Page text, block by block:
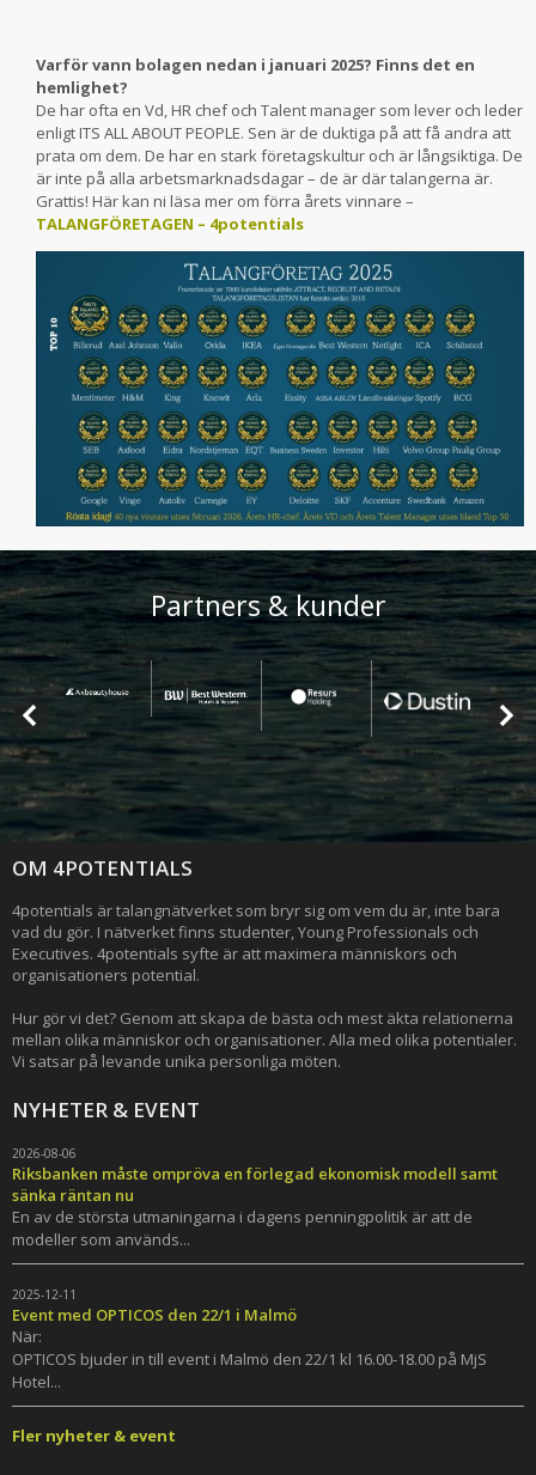
Varför vann bolagen nedan i januari 2025? Finns det en
hemlighet?
De har ofta en Vd, HR chef och Talent manager som lever och leder
enligt ITS ALL ABOUT PEOPLE. Sen är de duktiga på att få andra att
prata om dem. De har en stark företagskultur och är långsiktiga. De
är inte på alla arbetsmarknadsdagar – de är där talangerna är.
Grattis! Här kan ni läsa mer om förra årets vinnare –
TALANGFÖRETAGEN – 4potentials
Partners & kunder
OM 4POTENTIALS
4potentials är talangnätverket som bryr sig om vem du är, inte bara
vad du gör. I nätverket finns studenter, Young Professionals och
Executives. 4potentials syfte är att maximera människors och
organisationers potential.
Hur gör vi det? Genom att skapa de bästa och mest äkta relationerna
mellan olika människor och organisationer. Alla med olika potentialer.
Vi satsar på levande unika personliga möten.
NYHETER & EVENT
2026-08-06
Riksbanken måste ompröva en förlegad ekonomisk modell samt
sänka räntan nu
En av de största utmaningarna i dagens penningpolitik är att de
modeller som används...
2025-12-11
Event med OPTICOS den 22/1 i Malmö
När:
OPTICOS bjuder in till event i Malmö den 22/1 kl 16.00-18.00 på MjS
Hotel...
Fler nyheter & event